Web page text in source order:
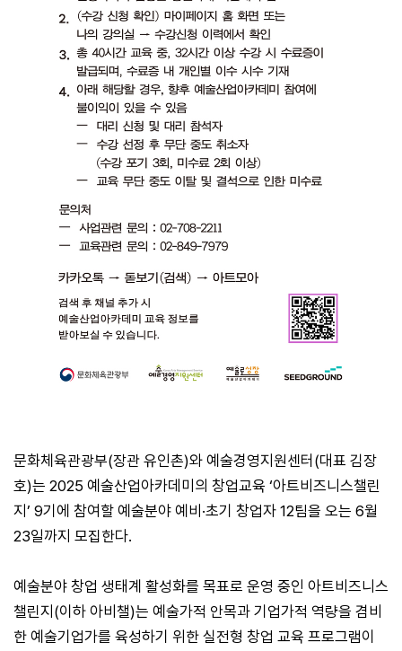
문화체육관광부(장관 유인촌)와 예술경영지원센터(대표 김장
호)는 2025 예술산업아카데미의 창업교육 ‘아트비즈니스챌린
지’ 9기에 참여할 예술분야 예비·초기 창업자 12팀을 오는 6월
23일까지 모집한다.
예술분야 창업 생태계 활성화를 목표로 운영 중인 아트비즈니스
챌린지(이하 아비챌)는 예술가적 안목과 기업가적 역량을 겸비
한 예술기업가를 육성하기 위한 실전형 창업 교육 프로그램이